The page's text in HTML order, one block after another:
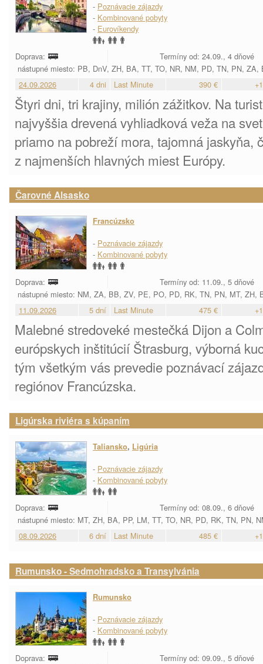
- Poznávacie zájazdy
- Kombinované pobyty
- Eurovíkendy
Doprava:
Termíny od: 24.09., 4 dňové
nástupné miesto: PB, DnV, ZH, BA, TT, TO, NR, NM, PD, TN, PN, ZA,
24.09.2026
4 dni Last Minute 390 €
Štyri dni, tri krajiny, milión zážitkov. Na
najvyššia drevená vyhliadková veža na
priamo na pobreží mora, tajomná jaskyňa,
z najmenších hlavných miest Európy.
Čarovné Alsasko
Francúzsko
- Poznávacie zájazdy
- Kombinované pobyty
Doprava:
Termíny od: 11.09., 5 dňové
nástupné miesto: NM, ZA, BB, ZV, PE, PO, PD, RK, TN, PN, MT, ZH,
11.09.2026
5 dní Last Minute 475 €
Malebné stredoveké mestečká Dijon a
európskych inštitúcií Štrasburg, výborná
tým všetkým vás prevedie poznávací
regiónov Francúzska.
Ligúrska riviéra s kúpaním
Taliansko, Ligúria
- Poznávacie zájazdy
- Kombinované pobyty
Doprava:
Termíny od: 08.09., 6 dňové
nástupné miesto: MT, ZH, BA, PP, LM, TT, TO, NR, PD, RK, TN, PN,
08.09.2026
6 dní Last Minute 485 €
Rumunsko - Sedmohradsko a Transylvánia
Rumunsko
- Poznávacie zájazdy
- Kombinované pobyty
Doprava:
Termíny od: 09.09., 5 dňové